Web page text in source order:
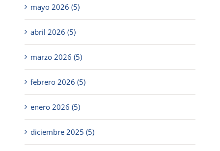
mayo 2026 (5)
abril 2026 (5)
marzo 2026 (5)
febrero 2026 (5)
enero 2026 (5)
diciembre 2025 (5)